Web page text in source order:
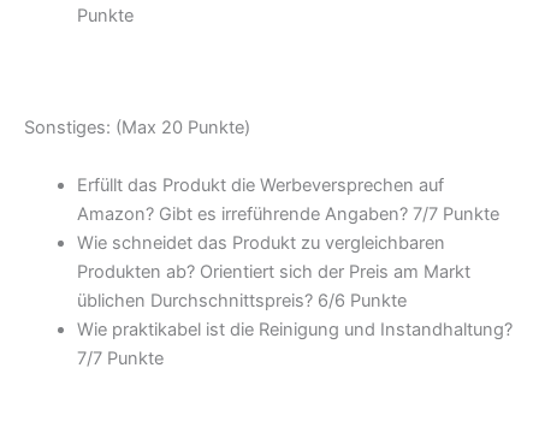
Punkte
Sonstiges: (Max 20 Punkte)
Erfüllt das Produkt die Werbeversprechen auf
Amazon? Gibt es irreführende Angaben? 7/7 Punkte
Wie schneidet das Produkt zu vergleichbaren
Produkten ab? Orientiert sich der Preis am Markt
üblichen Durchschnittspreis? 6/6 Punkte
Wie praktikabel ist die Reinigung und Instandhaltung?
7/7 Punkte